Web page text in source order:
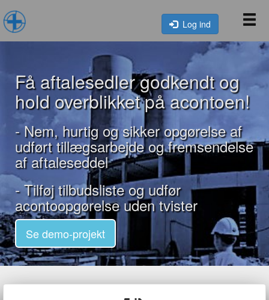
Log ind
Få aftalesedler godkendt og
hold overblikket på acontoen!
- Nem, hurtig og sikker opgørelse af
udført tillægsarbejde og fremsendelse
af aftaleseddel
- Tilføj tilbudsliste og udfør
acontoopgørelse uden tvister
Se demo-projekt